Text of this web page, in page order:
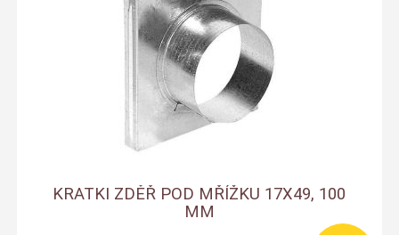
KRATKI ZDĚŘ POD MŘÍŽKU 17X49, 100
MM